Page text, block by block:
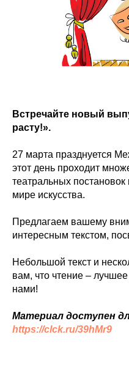
Встречайте новый
расту!».
27 марта празднуется
этот день проходит
театральных
мире искусства.
Предлагаем вашему
интересным текстом,
Небольшой текст и
вам, что чтение –
нами!
Материал доступен
https://clck.ru/39hMr9